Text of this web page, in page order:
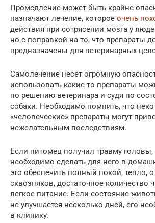
Промедление может быть крайне
назначают лечение, которое очень
действия при сотрясении мозга у
но с поправкой на то, что препараты
предназначены для ветеринарных
Самолечение несет огромную
использовать какие-то препараты
по решению ветеринара и судя по
собаки. Необходимо помнить, что
«человеческие» препараты могут
нежелательным последствиям.
Если питомец получил травму головы,
необходимо сделать для него в
это обеспечить полный покой, тепло,
сквозняков, достаточное количество
легкое питание. Если состояние
не улучшается несколько дней, его
в клинику.